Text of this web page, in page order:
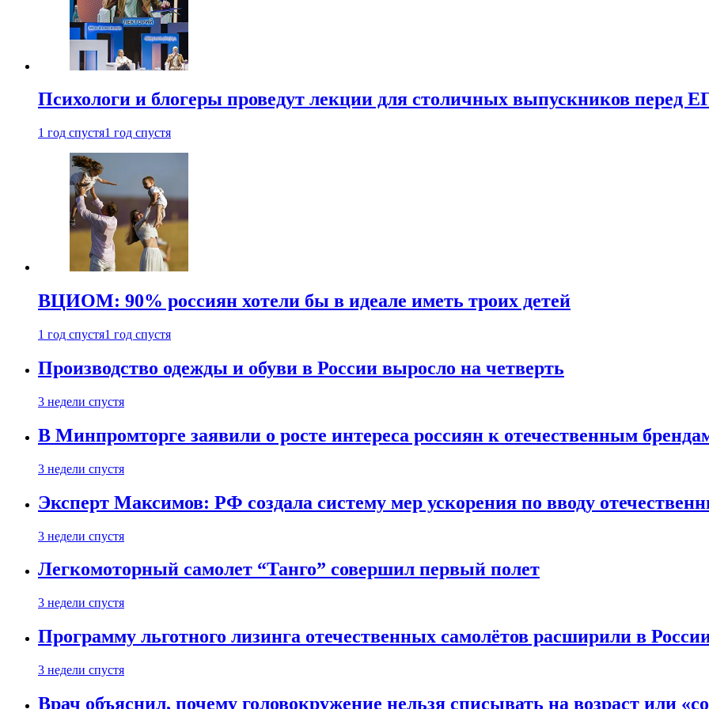
Психологи и блогеры проведут лекции для столичных выпускников перед
1 год спустя1 год спустя
ВЦИОМ: 90% россиян хотели бы в идеале иметь троих детей
1 год спустя1 год спустя
Производство одежды и обуви в России выросло на четверть
3 недели спустя
В Минпромторге заявили о росте интереса россиян к отечественным
3 недели спустя
Эксперт Максимов: РФ создала систему мер ускорения по вводу
3 недели спустя
Легкомоторный самолет “Танго” совершил первый полет
3 недели спустя
Программу льготного лизинга отечественных самолётов расширили в
3 недели спустя
Врач объяснил, почему головокружение нельзя списывать на возраст или